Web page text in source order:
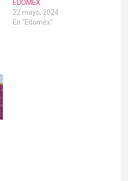
EDOMEX
22 mayo, 2024
En "Edoméx"